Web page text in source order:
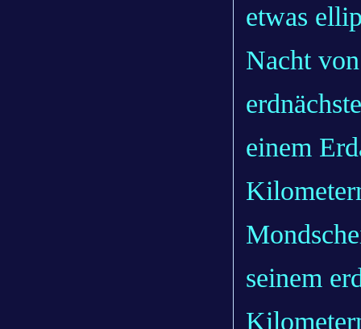
etwas
Nacht
einem
seinem